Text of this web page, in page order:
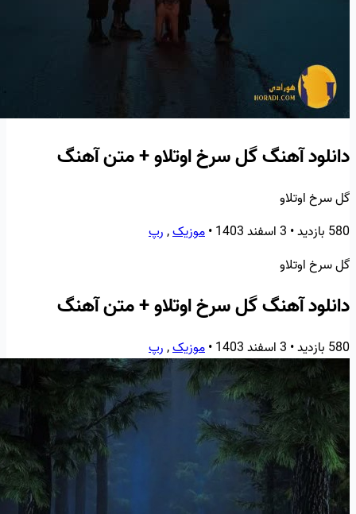
دانلود آهنگ گل سرخ اوتلاو + متن آهنگ
گل سرخ اوتلاو
580 بازدید
• 3 اسفند 1403 •موزیک,رپ
گل سرخ اوتلاو
دانلود آهنگ گل سرخ اوتلاو + متن آهنگ
580 بازدید • 3 اسفند 1403 •موزیک,رپ